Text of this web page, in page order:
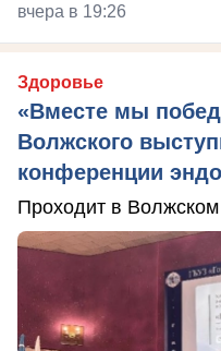
вчера в 19:26
Здоровье
«Вместе мы
Волжского
конференции
Проходит в Волжском